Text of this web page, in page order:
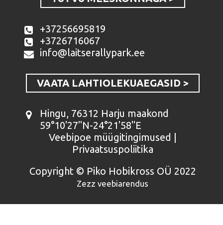
+37256695819
+3726716067
info@laitserallypark.ee
VAATA LAHTIOLEKUAEGASID >
Hingu, 76312 Harju maakond
59°10'27''N-24°21'58''E
Veebipoe müügitingimused
Privaatsuspoliitika
Copyright © Piko Hobikross OÜ 2022
Zezz veebiarendus